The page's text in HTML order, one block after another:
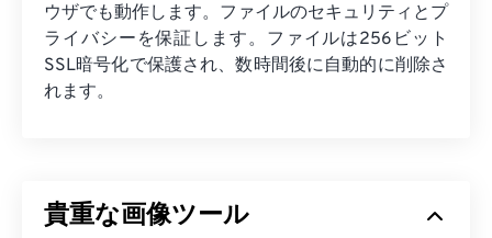
ウザでも動作します。ファイルのセキュリティとプ
ライバシーを保証します。ファイルは256ビット
SSL暗号化で保護され、数時間後に自動的に削除さ
れます。
貴重な画像ツール